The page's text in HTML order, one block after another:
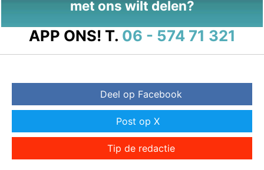
met ons wilt delen?
APP ONS! T. 06 - 574 71 321
Deel op Facebook
Post op X
Tip de redactie